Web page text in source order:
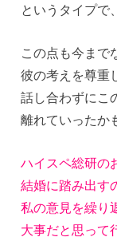
というタイプで、
この点も今まで
彼の考えを尊重
話し合わずにこ
離れていったか
ハイスペ総研の
結婚に踏み出す
私の意見を繰り
大事だと思って